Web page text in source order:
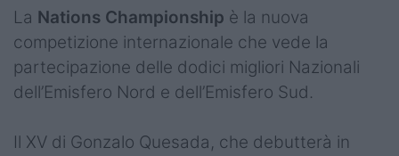
La Nations Championship è la nuova
competizione internazionale che vede la
partecipazione delle dodici migliori Nazionali
dell’Emisfero Nord e dell’Emisfero Sud.
Il XV di Gonzalo Quesada, che debutterà in